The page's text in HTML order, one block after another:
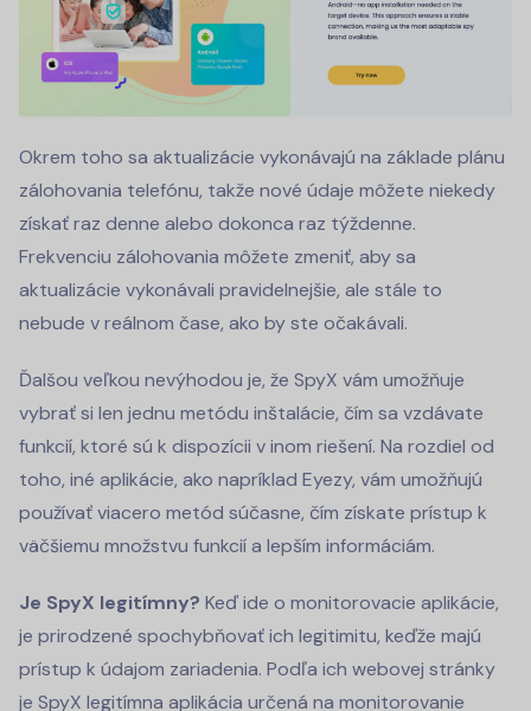
Okrem toho sa aktualizácie vykonávajú na základe plánu
zálohovania telefónu, takže nové údaje môžete niekedy
získať raz denne alebo dokonca raz týždenne.
Frekvenciu zálohovania môžete zmeniť, aby sa
aktualizácie vykonávali pravidelnejšie, ale stále to
nebude v reálnom čase, ako by ste očakávali.
Ďalšou veľkou nevýhodou je, že SpyX vám umožňuje
vybrať si len jednu metódu inštalácie, čím sa vzdávate
funkcií, ktoré sú k dispozícii v inom riešení. Na rozdiel od
toho, iné aplikácie, ako napríklad Eyezy, vám umožňujú
používať viacero metód súčasne, čím získate prístup k
väčšiemu množstvu funkcií a lepším informáciám.
Je SpyX legitímny? Keď ide o monitorovacie aplikácie,
je prirodzené spochybňovať ich legitimitu, keďže majú
prístup k údajom zariadenia. Podľa ich webovej stránky
je SpyX legitímna aplikácia určená na monitorovanie